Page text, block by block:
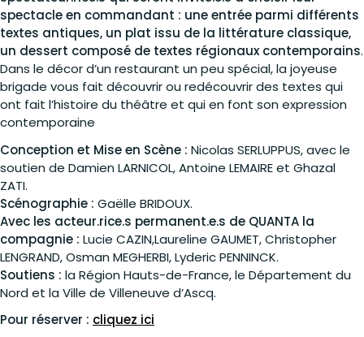
spectacle en commandant : une entrée parmi différents
textes antiques, un plat issu de la littérature classique,
un dessert composé de textes régionaux contemporains.
Dans le décor d’un restaurant un peu spécial, la joyeuse
brigade vous fait découvrir ou redécouvrir des textes qui
ont fait l’histoire du théâtre et qui en font son expression
contemporaine
Conception et Mise en Scène : Nicolas SERLUPPUS, avec le
soutien de Damien LARNICOL, Antoine LEMAIRE et Ghazal
ZATI.
Scénographie : Gaëlle BRIDOUX.
Avec les acteur.rice.s permanent.e.s de QUANTA la
compagnie : Lucie CAZIN,Laureline GAUMET, Christopher
LENGRAND, Osman MEGHERBI, Lyderic PENNINCK.
Soutiens : la Région Hauts-de-France, le Département du
Nord et la Ville de Villeneuve d’Ascq.
Pour réserver : cliquez ici